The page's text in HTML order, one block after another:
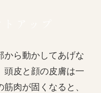
から動かしてあげな
頭皮と顔の皮膚は一
肉が固くなると、